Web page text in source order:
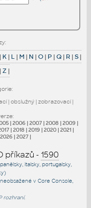
| K| L | M | N |O| P |Q| R |S|
|Z |
| obslužný| zobrazovací|
| 2006 | 2007 | 2008 | 2009 |
| 2018 | 2019 | 2020 | 2021 |
2026 | 2027 |
příkazů - 1590
italsky, portugalsky,
neobsažené v Core Console
rozhraní.